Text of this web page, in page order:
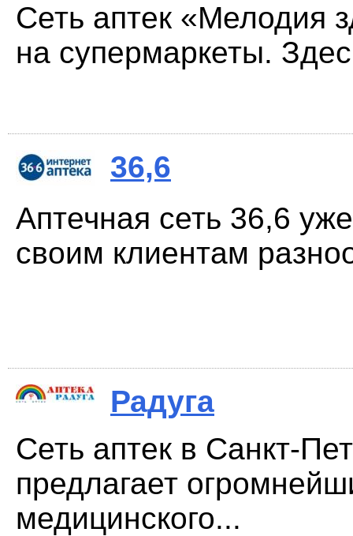
Сеть аптек «Мелодия
на супермаркеты.
36,6
Аптечная сеть 36,6
своим клиентам
Радуга
Сеть аптек в Санкт-
предлагает
медицинского...